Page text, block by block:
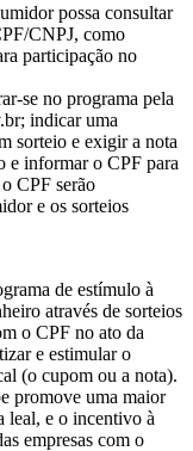
possa consultar
CNPJ, como
participação no
se no programa pela
indicar uma
sorteio e exigir a nota
e informar o CPF para
CPF serão
e os sorteios
de estímulo à
através de sorteios
o CPF no ato da
e estimular o
(o cupom ou a nota).
promove uma maior
leal, e o incentivo à
empresas com o